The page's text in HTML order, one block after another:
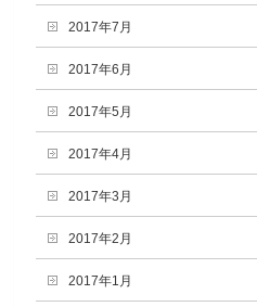
2017年7月
2017年6月
2017年5月
2017年4月
2017年3月
2017年2月
2017年1月